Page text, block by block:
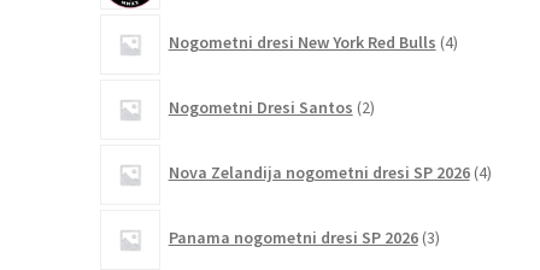
Nogometni dresi New York Red Bulls 4izdelki
Nogometni Dresi Santos 2izdelka
Nova Zelandija nogometni dresi SP 2026 4izdelki
Panama nogometni dresi SP 2026 3izdelki